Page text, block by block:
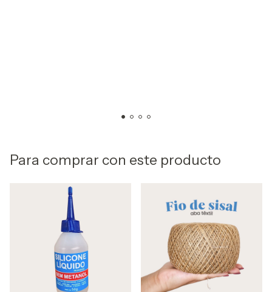
Para comprar con este producto